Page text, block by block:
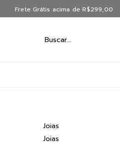
Frete Grátis acima de R$299,00
Joias
Joias